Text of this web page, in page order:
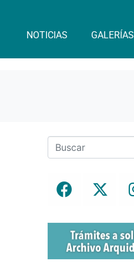
NOTICIAS GALERÍAS